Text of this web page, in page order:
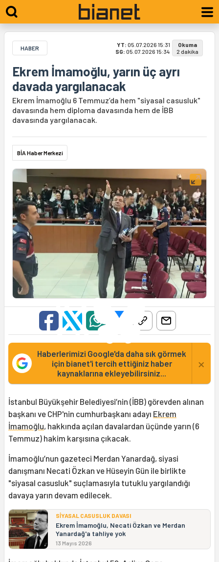
HABER YT: 05.07.2026 15:31
SG: 05.07.2026 15:34
Okuma
2 dakika
Ekrem İmamoğlu, yarın üç ayrı
davada yargılanacak
Ekrem İmamoğlu 6 Temmuz’da hem "siyasal casusluk"
davasında hem diploma davasında hem de İBB
davasında yargılanacak.
BİA Haber Merkezi
Haberlerimizi Google'da daha sık görmek
için bianet'i tercih ettiğiniz haber
kaynaklarına ekleyebilirsiniz...
×
İstanbul Büyükşehir Belediyesi’nin (İBB) görevden alınan
başkanı ve CHP'nin cumhurbaşkanı adayı Ekrem
İmamoğlu, hakkında açılan davalardan üçünde yarın (6
Temmuz) hakim karşısına çıkacak.
İmamoğlu’nun gazeteci Merdan Yanardağ, siyasi
danışmanı Necati Özkan ve Hüseyin Gün ile birlikte
"siyasal casusluk" suçlamasıyla tutuklu yargılandığı
davaya yarın devam edilecek.
SİYASAL CASUSLUK DAVASI
Ekrem İmamoğlu, Necati Özkan ve Merdan
Yanardağ'a tahliye yok
13 Mayıs 2026